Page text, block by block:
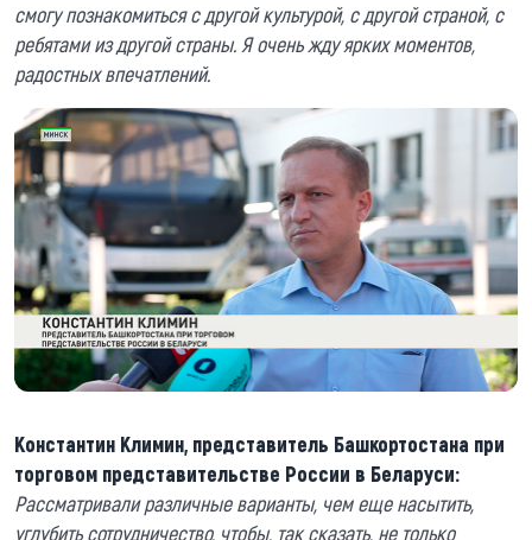
смогу познакомиться с другой культурой, с другой страной, с
ребятами из другой страны. Я очень жду ярких моментов,
радостных впечатлений.
Константин Климин, представитель Башкортостана при
торговом представительстве России в Беларуси:
Рассматривали различные варианты, чем еще насытить,
углубить сотрудничество, чтобы, так сказать, не только